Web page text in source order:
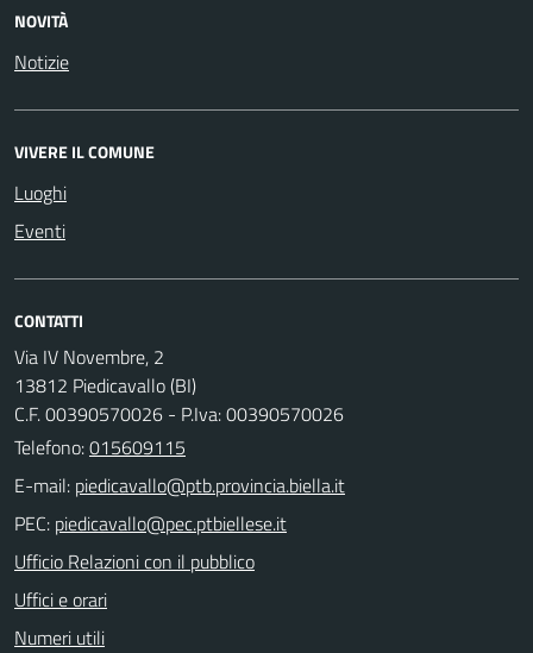
NOVITÀ
Notizie
VIVERE IL COMUNE
Luoghi
Eventi
CONTATTI
Via IV Novembre, 2
13812 Piedicavallo (BI)
C.F. 00390570026 - P.Iva: 00390570026
Telefono:015609115
E-mail:
PEC:
Ufficio Relazioni con il pubblico
Uffici e orari
Numeri utili